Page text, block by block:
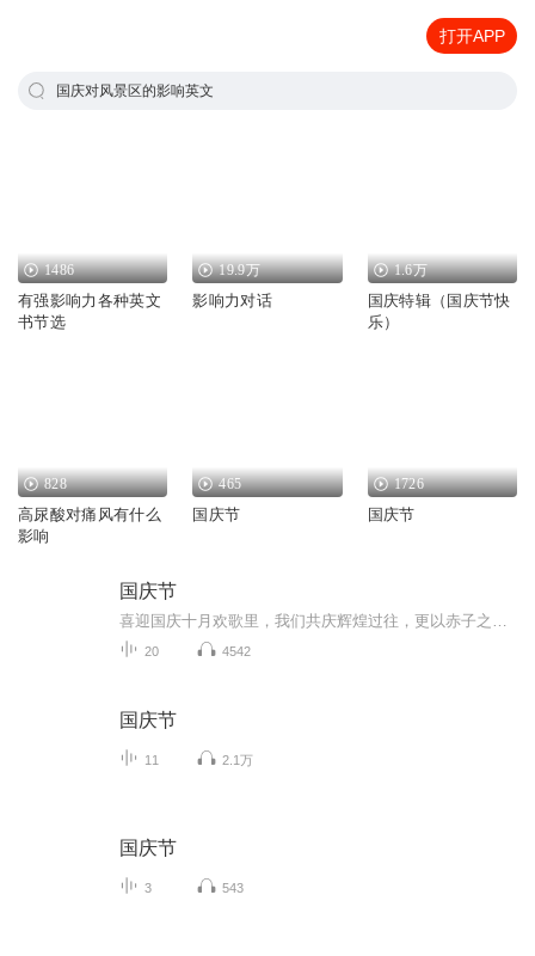
打开APP
国庆对风景区的影响英文
1486
有强影响力各种英文
书节选
19.9万
影响力对话
1.6万
国庆特辑（国庆节快
乐）
828
高尿酸对痛风有什么
影响
465
国庆节
1726
国庆节
国庆节
20 4542
国庆节
11 2.1万
国庆节
3 543